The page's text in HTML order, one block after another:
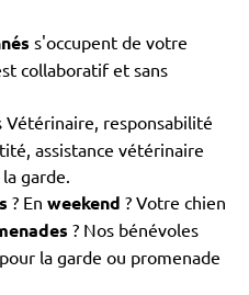
s'occupent de votre
collaboratif et sans
Vétérinaire, responsabilité
assistance vétérinaire
garde.
? En weekend ? Votre chien
? Nos bénévoles
la garde ou promenade